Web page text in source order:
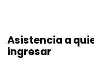
Asistencia a
ingresar